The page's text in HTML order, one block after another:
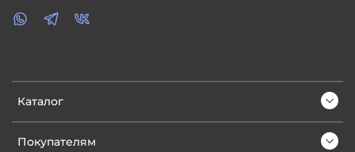
Каталог
Покупателям